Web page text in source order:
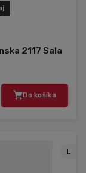
2117 Sala
Do košíka
L